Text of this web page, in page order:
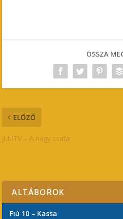
OSSZA
ELŐZŐ
JubiTV – A nagy csata
ALTÁBOROK
Fiú 10 – Kassa